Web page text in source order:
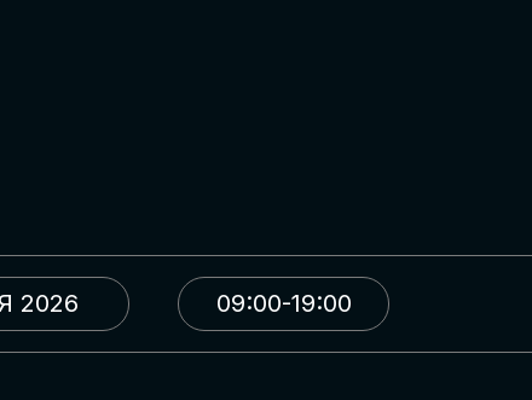
09:00-19:00
2026